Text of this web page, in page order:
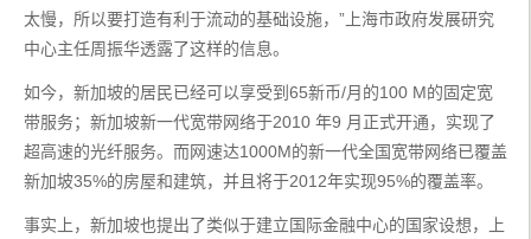
太慢，所以要打造有利于流动的基础设施，”上海市政府发展研究
中心主任周振华透露了这样的信息。
如今，新加坡的居民已经可以享受到65新币/月的100 M的固定宽
带服务；新加坡新一代宽带网络于2010 年9 月正式开通，实现了
超高速的光纤服务。而网速达1000M的新一代全国宽带网络已覆盖
新加坡35%的房屋和建筑，并且将于2012年实现95%的覆盖率。
事实上，新加坡也提出了类似于建立国际金融中心的国家设想，上